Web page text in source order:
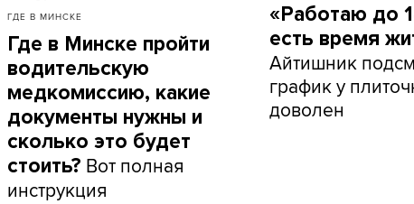
ГДЕ В МИНСКЕ
Где в Минске пройти
водительскую
медкомиссию, какие
документы нужны и
сколько это будет
стоить? Вот полная
инструкция
«Работаю до
есть время
Айтишник
график у
доволен